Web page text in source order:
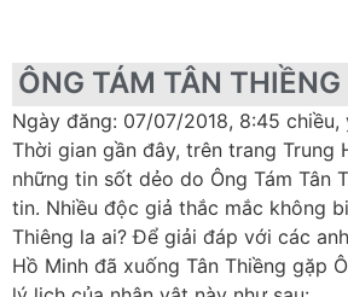
ÔNG TÁM TÂN
Ngày đăng: 07/07/2018, 8:45 chiều,
Thời gian gần đây, trên trang Trung
những tin sốt dẻo do Ông Tám Tân
tin. Nhiều độc giả thắc mắc không
Thiêng la ai? Để giải đáp với các
Hồ Minh đã xuống Tân Thiềng gặp